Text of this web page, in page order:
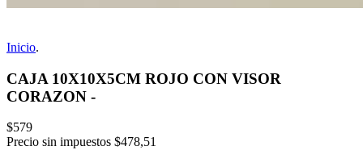
Inicio.
CAJA 10X10X5CM ROJO CON VISOR
CORAZON -
$579
Precio sin impuestos $478,51